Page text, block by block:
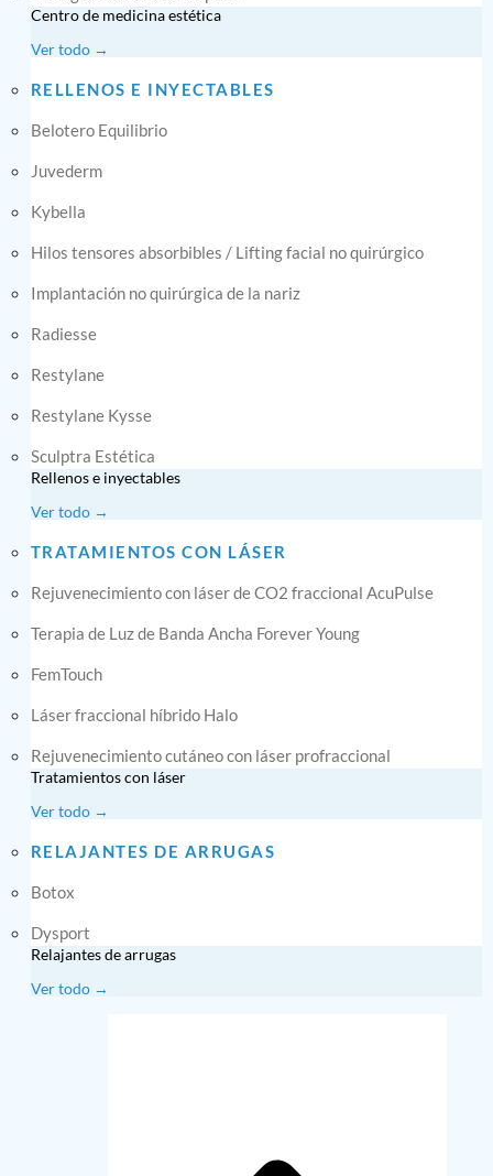
Centro de medicina estética
Ver todo →
RELLENOS E INYECTABLES
Belotero Equilibrio
Juvederm
Kybella
Hilos tensores absorbibles / Lifting facial no quirúrgico
Implantación no quirúrgica de la nariz
Radiesse
Restylane
Restylane Kysse
Sculptra Estética
Rellenos e inyectables
Ver todo →
TRATAMIENTOS CON LÁSER
Rejuvenecimiento con láser de CO2 fraccional AcuPulse
Terapia de Luz de Banda Ancha Forever Young
FemTouch
Láser fraccional híbrido Halo
Rejuvenecimiento cutáneo con láser profraccional
Tratamientos con láser
Ver todo →
RELAJANTES DE ARRUGAS
Botox
Dysport
Relajantes de arrugas
Ver todo →